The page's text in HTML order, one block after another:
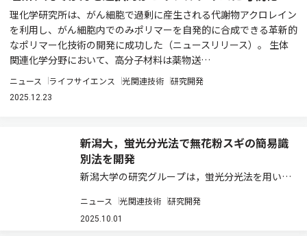
理化学研究所は、がん細胞で過剰に産生される代謝物アクロレイン
を利用し、がん細胞内でのみポリマーを自発的に合成できる革新的
なポリマー化技術の開発に成功した（ニュースリリース）。 生体
関連化学分野において、高分子材料は薬物送…
ニュース ライフサイエンス 光関連技術 研究開発
2025.12.23
新潟大，蛍光分光法で無花粉スギの簡易識
別法を開発
新潟大学の研究グループは，蛍光分光法を用いた
リリース）。 無花粉スギの花粉を飛ばさない性質
は，雄性不稔遺伝子と呼ばれる1つの潜性遺伝子
ニュース 光関連技術 研究開発
2025.10.01